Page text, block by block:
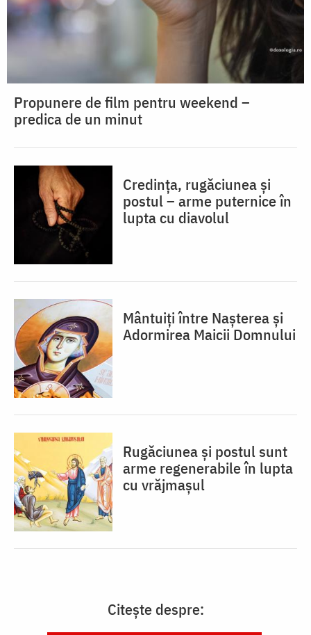
Propunere de film pentru weekend –
predica de un minut
Credința, rugăciunea și
postul – arme puternice în
lupta cu diavolul
Mântuiți între Nașterea și
Adormirea Maicii Domnului
Rugăciunea și postul sunt
arme regenerabile în lupta
cu vrăjmașul
Citește despre: